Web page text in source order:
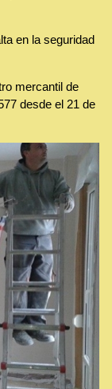
en la seguridad
mercantil de
desde el 21 de